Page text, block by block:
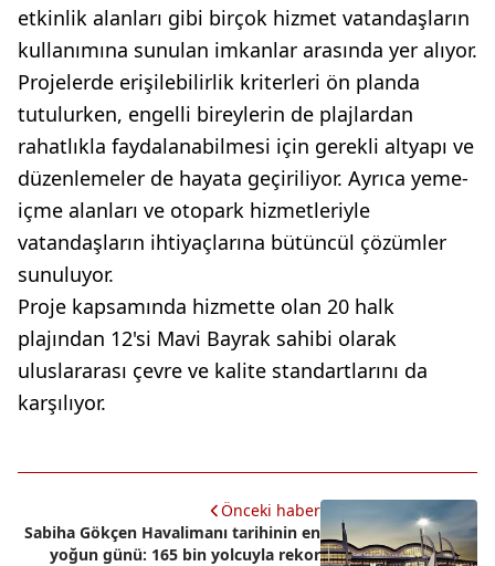
etkinlik alanları gibi birçok hizmet vatandaşların
kullanımına sunulan imkanlar arasında yer alıyor.
Projelerde erişilebilirlik kriterleri ön planda
tutulurken, engelli bireylerin de plajlardan
rahatlıkla faydalanabilmesi için gerekli altyapı ve
düzenlemeler de hayata geçiriliyor. Ayrıca yeme-
içme alanları ve otopark hizmetleriyle
vatandaşların ihtiyaçlarına bütüncül çözümler
sunuluyor.
Proje kapsamında hizmette olan 20 halk
plajından 12'si Mavi Bayrak sahibi olarak
uluslararası çevre ve kalite standartlarını da
karşılıyor.
Önceki haber
Sabiha Gökçen Havalimanı tarihinin en
yoğun günü: 165 bin yolcuyla rekor